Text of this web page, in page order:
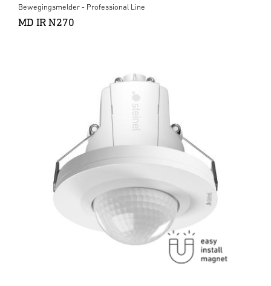
Bewegingsmelder - Professional Line
MD IR N270